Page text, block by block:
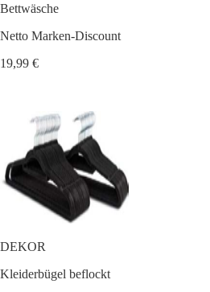
Bettwäsche
Netto Marken-Discount
19,99 €
DEKOR
Kleiderbügel beflockt